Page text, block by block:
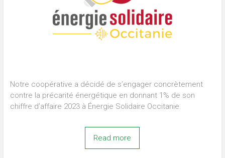
Notre coopérative a décidé de s’engager concrètement
contre la précarité énergétique en donnant 1% de son
chiffre d’affaire 2023 à Énergie Solidaire Occitanie.
Read more